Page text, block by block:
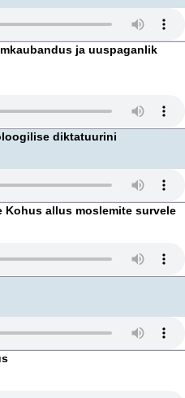
ja uuspaganlik
diktatuurini
Kohus allus moslemite survele